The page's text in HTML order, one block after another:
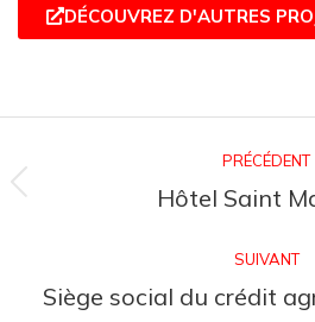
DÉCOUVREZ D'AUTRES
PRÉCÉDENT
Hôtel Saint
SUIVANT
Siège social du crédit